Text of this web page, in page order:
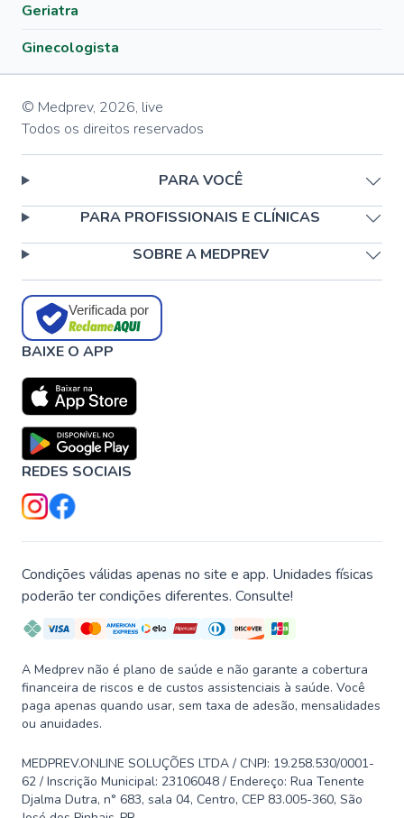
Geriatra
Ginecologista
© Medprev, 2026, live
Todos os direitos reservados
PARA VOCÊ
PARA PROFISSIONAIS E CLÍNICAS
SOBRE A MEDPREV
Verificada por
BAIXE O APP
REDES SOCIAIS
Condições válidas apenas no site e app. Unidades físicas
poderão ter condições diferentes. Consulte!
A Medprev não é plano de saúde e não garante a cobertura
financeira de riscos e de custos assistenciais à saúde. Você
paga apenas quando usar, sem taxa de adesão, mensalidades
ou anuidades.
MEDPREV.ONLINE SOLUÇÕES LTDA / CNPJ: 19.258.530/0001-
62 / Inscrição Municipal: 23106048 / Endereço: Rua Tenente
Djalma Dutra, n° 683, sala 04, Centro, CEP 83.005-360, São